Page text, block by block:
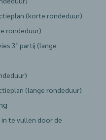
(korte rondeduur)
rondeduur)
3e partij (lange
(lange rondeduur)
vullen door de